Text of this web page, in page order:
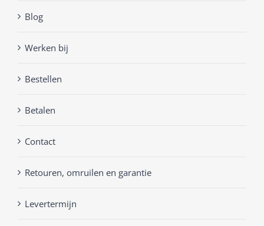
Blog
Werken bij
Bestellen
Betalen
Contact
Retouren, omruilen en garantie
Levertermijn